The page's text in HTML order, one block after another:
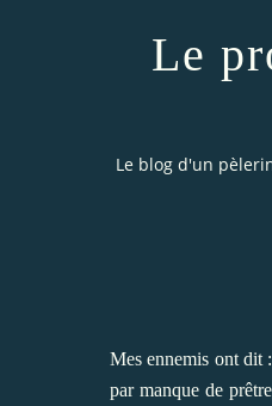
Le
Le blog d'un
Mes ennemis ont dit
par manque de